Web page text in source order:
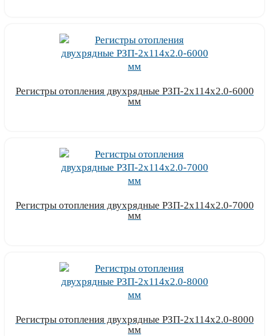
Регистры отопления двухрядные РЗП-2x114x2.0-6000
мм
Регистры отопления двухрядные РЗП-2x114x2.0-7000
мм
Регистры отопления двухрядные РЗП-2x114x2.0-8000
мм